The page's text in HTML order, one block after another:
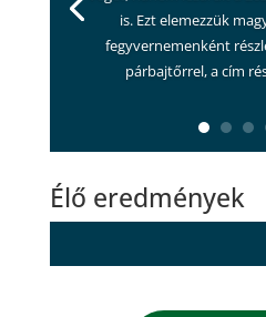
is. Ezt elemezzük
fegyvernemenként
párbajtőrrel, a cím
Élő eredmények